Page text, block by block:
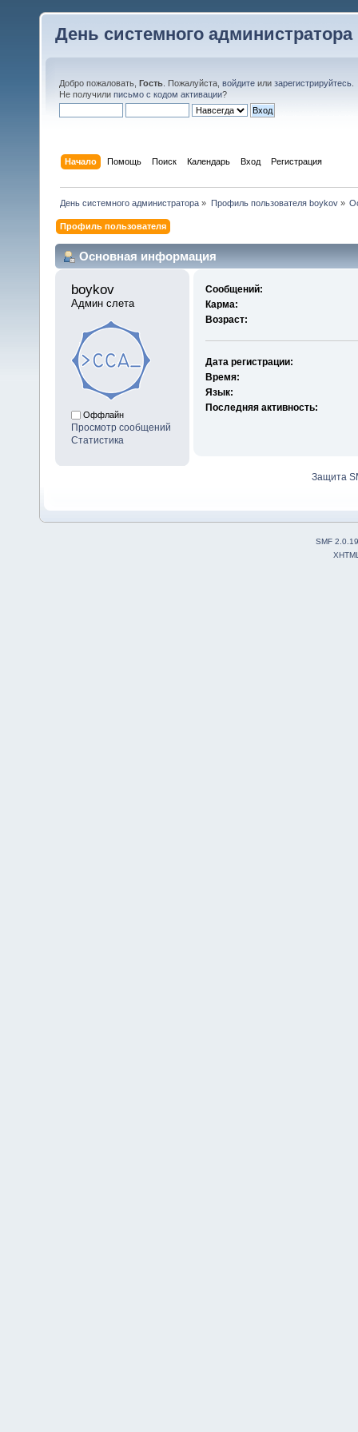
День системного администратора
Добро пожаловать, Гость . Пожалуйста, войдите или зарегистрируйтесь
Не получили письмо с кодом активации?
Начало Помощь Поиск Календарь Вход Регистрация
День системного администратора » Профиль пользователя boykov»
Профиль пользователя
Основная информация
boykov
Админ слета
Оффлайн
Просмотр сообщений
Статистика
Сообщений:
Карма:
Возраст:
Дата регистрации:
Время:
Язык:
Последняя активность:
Защита
SMF 2.0.19